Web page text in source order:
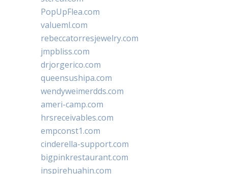
PopUpFlea.com
valueml.com
rebeccatorresjewelry.com
jmpbliss.com
drjorgerico.com
queensushipa.com
wendyweimerdds.com
ameri-camp.com
hrsreceivables.com
empconst1.com
cinderella-support.com
bigpinkrestaurant.com
inspirehuahin.com